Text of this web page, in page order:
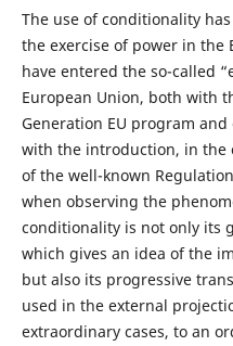
The use of conditionality
the exercise of power in the
have entered the so-called
European Union, both with
Generation EU program
with the introduction, in the
of the well-known
when observing the
conditionality is not only its
which gives an idea of the
but also its progressive
used in the external
extraordinary cases, to an